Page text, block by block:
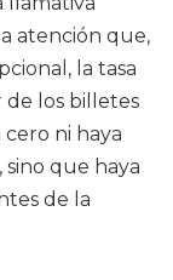
atención que,
la tasa
de los billetes
ni haya
que haya
de la